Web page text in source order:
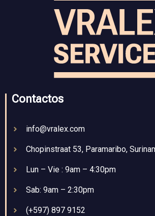
Contactos
info@vralex.com
Chopinstraat 53, Paramaribo,
Lun – Vie : 9am – 4:30pm
Sab: 9am – 2:30pm
(+597) 897 9152